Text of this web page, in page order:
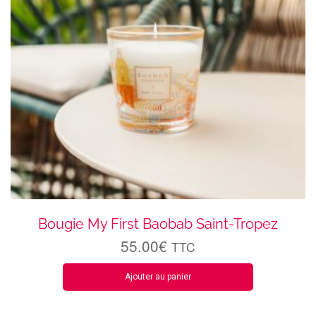
Bougie My First Baobab Saint-Tropez
55.00€ TTC
Ajouter au panier